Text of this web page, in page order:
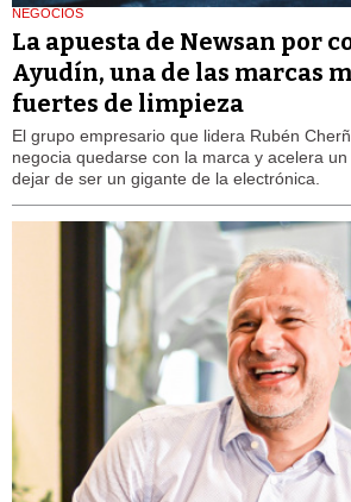
NEGOCIOS
La apuesta de Newsan por
Ayudín, una de las marcas
fuertes de limpieza
El grupo empresario que lidera Rubén
negocia quedarse con la marca y acelera
dejar de ser un gigante de la electrónica.